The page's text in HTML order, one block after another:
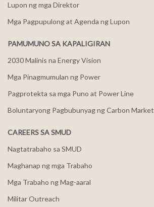
Lupon ng mga Direktor
Mga Pagpupulong at Agenda ng Lupon
PAMUMUNO SA KAPALIGIRAN
2030 Malinis na Energy Vision
Mga Pinagmumulan ng Power
Pagprotekta sa mga Puno at Power Line
Boluntaryong Pagbubunyag ng Carbon Market
CAREERS SA SMUD
Nagtatrabaho sa SMUD
Maghanap ng mga Trabaho
Mga Trabaho ng Mag-aaral
Militar Outreach